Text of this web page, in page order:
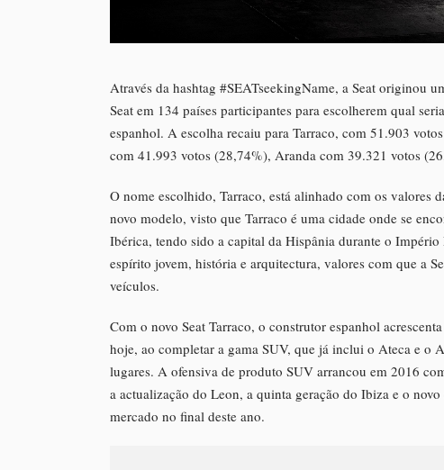
Através da hashtag #SEATseekingName, a Seat originou
Seat em 134 países participantes para escolherem qual
espanhol. A escolha recaiu para Tarraco, com 51.903
com 41.993 votos (28,74%), Aranda com 39.321 votos
O nome escolhido, Tarraco, está alinhado com os valores
novo modelo, visto que Tarraco é uma cidade onde se
Ibérica, tendo sido a capital da Hispânia durante o
espírito jovem, história e arquitectura, valores com que a
veículos.
Com o novo Seat Tarraco, o construtor espanhol
hoje, ao completar a gama SUV, que já inclui o Ateca e o
lugares. A ofensiva de produto SUV arrancou em 2016
a actualização do Leon, a quinta geração do Ibiza e o
mercado no final deste ano.